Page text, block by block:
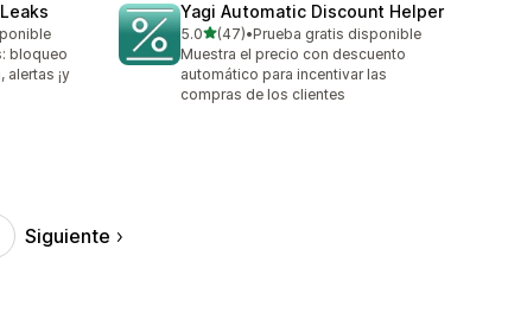
bloqueo
alertas ¡y
Yagi Automatic Discount Helper
5.0de 5 estrellas
(47)
47 reseñas en total
•Prueba gratis disponible
Muestra el precio con descuento
automático para incentivar las
compras de los clientes
Siguiente